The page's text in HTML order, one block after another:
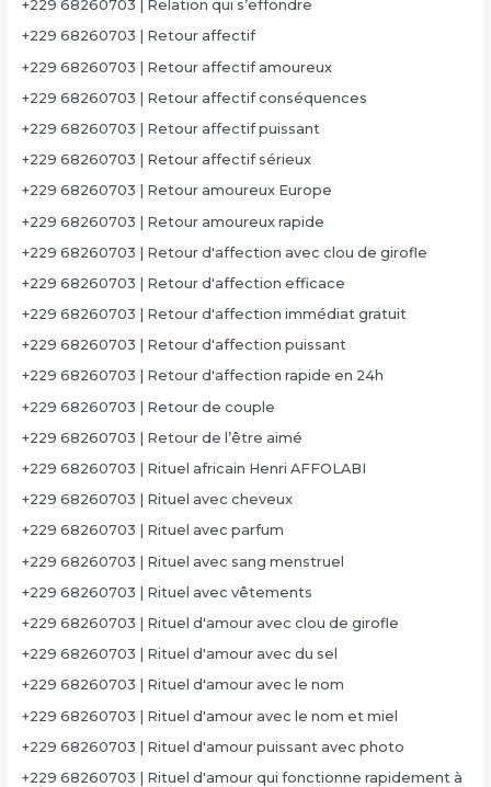
+229 68260703 | Relation qui s’effondre
+229 68260703 | Retour affectif
+229 68260703 | Retour affectif amoureux
+229 68260703 | Retour affectif conséquences
+229 68260703 | Retour affectif puissant
+229 68260703 | Retour affectif sérieux
+229 68260703 | Retour amoureux Europe
+229 68260703 | Retour amoureux rapide
+229 68260703 | Retour d'affection avec clou de girofle
+229 68260703 | Retour d'affection efficace
+229 68260703 | Retour d'affection immédiat gratuit
+229 68260703 | Retour d'affection puissant
+229 68260703 | Retour d'affection rapide en 24h
+229 68260703 | Retour de couple
+229 68260703 | Retour de l’être aimé
+229 68260703 | Rituel africain Henri AFFOLABI
+229 68260703 | Rituel avec cheveux
+229 68260703 | Rituel avec parfum
+229 68260703 | Rituel avec sang menstruel
+229 68260703 | Rituel avec vêtements
+229 68260703 | Rituel d'amour avec clou de girofle
+229 68260703 | Rituel d'amour avec du sel
+229 68260703 | Rituel d'amour avec le nom
+229 68260703 | Rituel d'amour avec le nom et miel
+229 68260703 | Rituel d'amour puissant avec photo
+229 68260703 | Rituel d'amour qui fonctionne rapidement à